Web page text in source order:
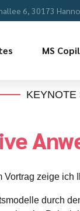
6, 30173
MS
KEYNOTE
Vortrag zeige
durch